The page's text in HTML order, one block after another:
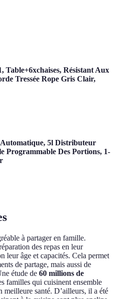
Résistant Aux
Tressée Rope Gris Clair,
5l Distributeur
Programmable Des Portions, 1-
à partager en famille.
des repas en leur
leur âge et capacités. Cela permet
de partage, mais aussi de
étude de 60 millions de
familles qui cuisinent ensemble
meilleure santé. D’ailleurs, il a été